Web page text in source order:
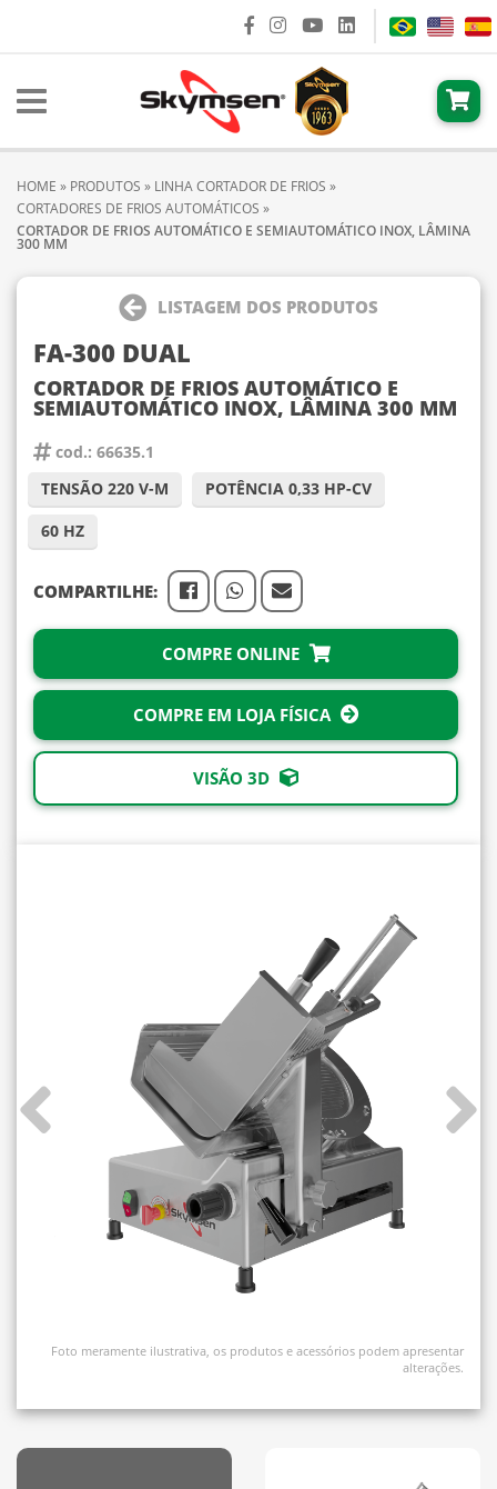
HOME » PRODUTOS » LINHA CORTADOR DE FRIOS »
CORTADORES DE FRIOS AUTOMÁTICOS »
CORTADOR DE FRIOS AUTOMÁTICO E SEMIAUTOMÁTICO INOX, LÂMINA
300 MM
LISTAGEM DOS PRODUTOS
FA-300 DUAL
CORTADOR DE FRIOS AUTOMÁTICO E
SEMIAUTOMÁTICO INOX, LÂMINA 300 MM
cod.: 66635.1
TENSÃO 220 V-M
POTÊNCIA 0,33 HP-CV
60 HZ
COMPARTILHE:
COMPRE ONLINE
COMPRE EM LOJA FÍSICA
VISÃO 3D
Foto meramente ilustrativa, os produtos e acessórios podem apresentar
alterações.